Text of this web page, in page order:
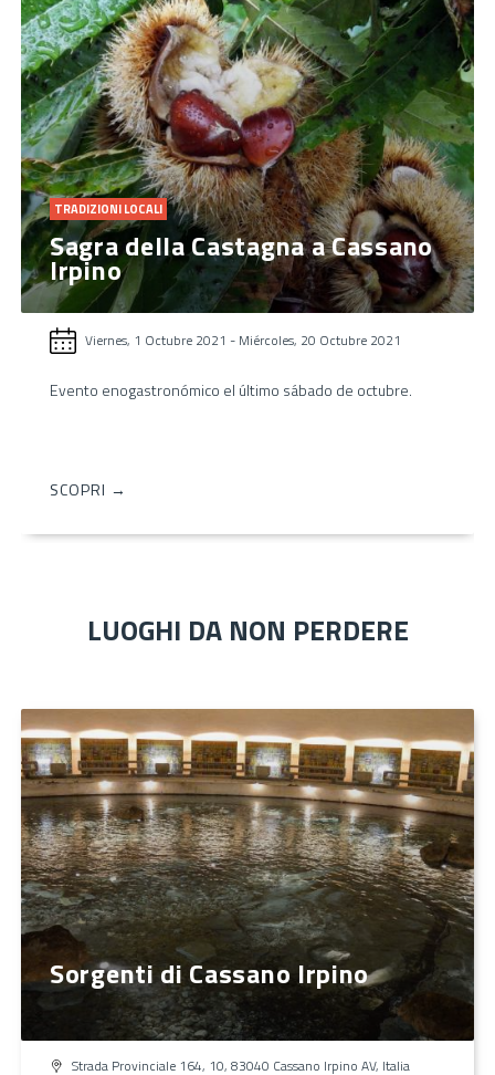
TRADIZIONI LOCALI
Sagra della Castagna a Cassano
Irpino
Viernes, 1 Octubre 2021 - Miércoles, 20 Octubre 2021
Evento enogastronómico el último sábado de octubre.
SCOPRI →
LUOGHI DA NON PERDERE
Sorgenti di Cassano Irpino
Strada Provinciale 164, 10, 83040 Cassano Irpino AV, Italia